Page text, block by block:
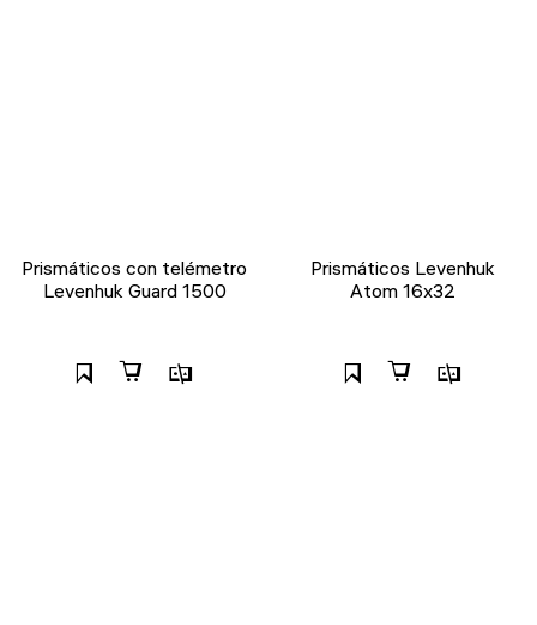
Prismáticos con telémetro
Levenhuk Guard 1500
Prismáticos Levenhuk
Atom 16x32